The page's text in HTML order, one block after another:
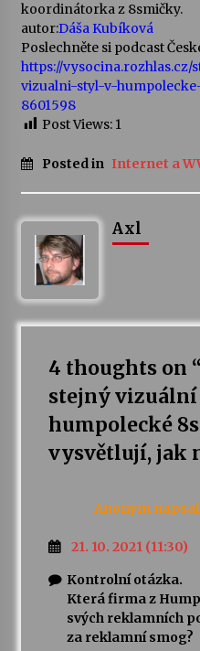
koordinátorka z 8smičky.
autor:Dáša Kubíková
Poslechněte si podcast
https://
vizualni-styl-v-
8601598
Post Views: 1
Posted in Internet a
Axl
4 thoughts on “
stejný vizuální
humpolecké
vysvětlují, jak
Anonym
21. 10. 2021 (11:30)
Kontrolní otázka.
Která firma z
svých reklamních
za reklamní smog?